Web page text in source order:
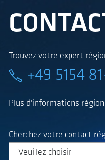
Trouvez votre expert
+49 5154
Plus d'informations
Cherchez votre contact